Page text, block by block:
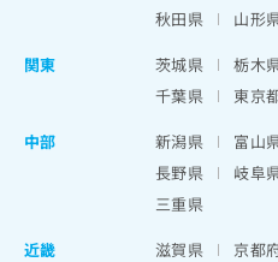
秋田県
山形
関東
茨城県 栃木
千葉県
東京
中部
新潟県 富山
長野県
岐阜
三重県
近畿
滋賀県 京都